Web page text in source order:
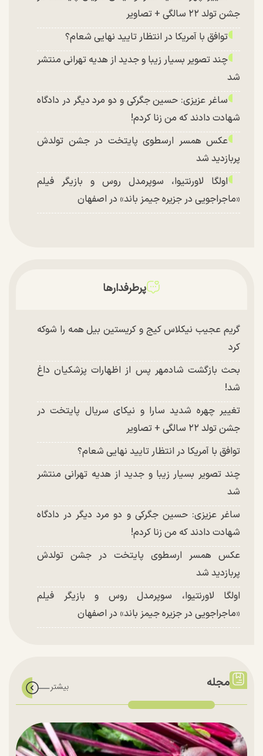
جشن تولد ۲۲ سالگی + تصاویر
توافق با آمریکا در انتظار تایید نهایی شعام؟
چند تصویر بسیار زیبا و جدید از هدیه تهرانی منتشر
شد
ساغر عزیزی: حسین جگرکی و دو مرد دیگر در دادگاه
شهادت دادند که من زنا کردم!
عکس همسر ارسطوی پایتخت در جشن تولدش
پربازدید شد
اولگا لاورنتیوا، سوپرمدل روس و بازیگر فیلم
«ماجراجویی در جزیره جیمز باند» در اصفهان
پرطرفدارها
گریم عجیب نیکلاس کیج و کریستین بیل همه را شوکه
کرد
بحث بازگشت شادمهر پس از اظهارات پزشکیان داغ
شد!
تغییر چهره شدید سارا و نیکای سریال پایتخت در
جشن تولد ۲۲ سالگی + تصاویر
توافق با آمریکا در انتظار تایید نهایی شعام؟
چند تصویر بسیار زیبا و جدید از هدیه تهرانی منتشر
شد
ساغر عزیزی: حسین جگرکی و دو مرد دیگر در دادگاه
شهادت دادند که من زنا کردم!
عکس همسر ارسطوی پایتخت در جشن تولدش
پربازدید شد
اولگا لاورنتیوا، سوپرمدل روس و بازیگر فیلم
«ماجراجویی در جزیره جیمز باند» در اصفهان
مجله